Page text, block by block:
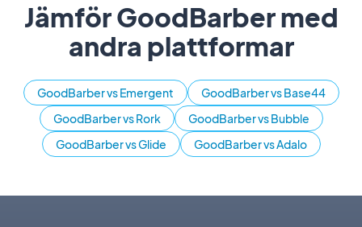
Jämför GoodBarber med
andra plattformar
GoodBarber vs Emergent
GoodBarber vs Base44
GoodBarber vs Rork
GoodBarber vs Bubble
GoodBarber vs Glide
GoodBarber vs Adalo